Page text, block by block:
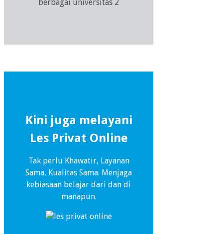
Kini juga melayani
Les Privat Online
Tak perlu Khawatir, Layanan
Sama, Kualitas Sama. Menjaga
kebiasaan belajar dari dan di
manapun.